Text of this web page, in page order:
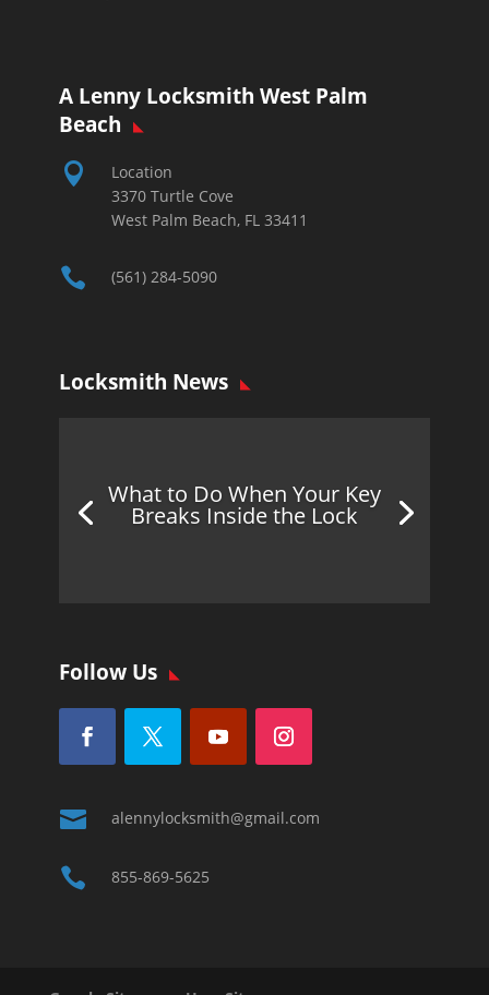
A Lenny Locksmith West Palm
Beach

Location
3370 Turtle Cove
West Palm Beach, FL 33411
 (561) 284-5090
Locksmith News
What to Do When Your Key
Breaks Inside the Lock
Follow Us
 alennylocksmith@gmail.com
 855-869-5625